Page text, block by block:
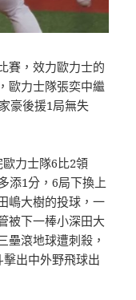
賽，效力歐力士的
歐力士隊張奕中繼
豪後援1局無失
力士隊6比2領
添1分，6局下換上
嶋大樹的投球，一
被下一棒小深田大
壘滾地球遭刺殺，
出中外野飛球出